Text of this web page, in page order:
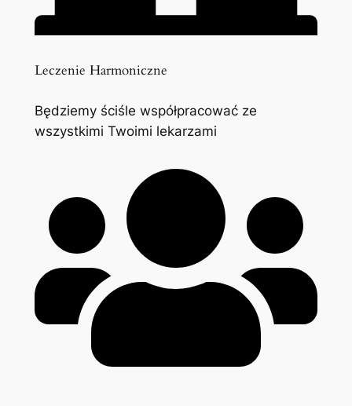
Leczenie Harmoniczne
Będziemy ściśle współpracować ze
wszystkimi Twoimi lekarzami